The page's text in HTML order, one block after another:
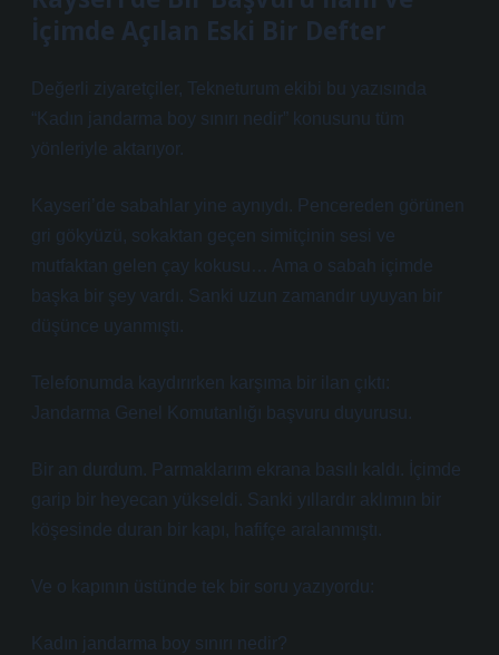
İçimde Açılan Eski Bir Defter
Değerli ziyaretçiler, Tekneturum ekibi bu yazısında
“Kadın jandarma boy sınırı nedir” konusunu tüm
yönleriyle aktarıyor.
Kayseri’de sabahlar yine aynıydı. Pencereden görünen
gri gökyüzü, sokaktan geçen simitçinin sesi ve
mutfaktan gelen çay kokusu… Ama o sabah içimde
başka bir şey vardı. Sanki uzun zamandır uyuyan bir
düşünce uyanmıştı.
Telefonumda kaydırırken karşıma bir ilan çıktı:
Jandarma Genel Komutanlığı başvuru duyurusu.
Bir an durdum. Parmaklarım ekrana basılı kaldı. İçimde
garip bir heyecan yükseldi. Sanki yıllardır aklımın bir
köşesinde duran bir kapı, hafifçe aralanmıştı.
Ve o kapının üstünde tek bir soru yazıyordu:
Kadın jandarma boy sınırı nedir?